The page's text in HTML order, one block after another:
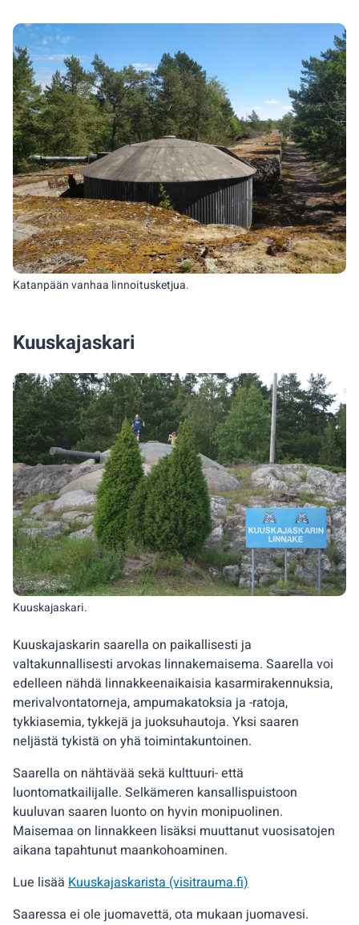
Katanpään vanhaa linnoitusketjua.
Kuuskajaskari
Kuuskajaskarin saarella on paikallisesti ja
valtakunnallisesti arvokas linnakemaisema. Saarella voi
edelleen nähdä linnakkeenaikaisia kasarmirakennuksia,
merivalvontatorneja, ampumakatoksia ja -ratoja,
tykkiasemia, tykkejä ja juoksuhautoja. Yksi saaren
neljästä tykistä on yhä toimintakuntoinen.
Saarella on nähtävää sekä kulttuuri- että
luontomatkailijalle. Selkämeren kansallispuistoon
kuuluvan saaren luonto on hyvin monipuolinen.
Maisemaa on linnakkeen lisäksi muuttanut vuosisatojen
aikana tapahtunut maankohoaminen.
Lue lisää Kuuskajaskarista (visitrauma.fi)
Saaressa ei ole juomavettä, ota mukaan juomavesi.
Kuuskajaskari.